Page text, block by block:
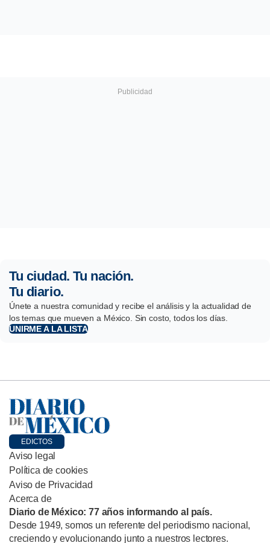
Tu ciudad. Tu nación.
Tu diario.
Únete a nuestra comunidad y recibe el análisis y la actualidad de
los temas que mueven a México. Sin costo, todos los días.
UNIRME A LA LISTA
EDICTOS
Aviso legal
Política de cookies
Aviso de Privacidad
Acerca de
Diario de México: 77 años informando al país.
Desde 1949, somos un referente del periodismo nacional,
creciendo y evolucionando junto a nuestros lectores.